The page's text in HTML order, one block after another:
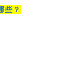
些？